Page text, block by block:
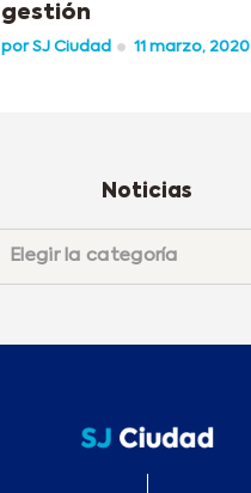
gestión
porSJ Ciudad 11 marzo, 2020
Noticias